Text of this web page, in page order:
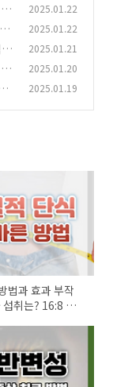
2025.01.22
2025.01.22
2025.01.21
2025.01.20
2025.01.19
법과 효과 부작
취는? 16:8 방법